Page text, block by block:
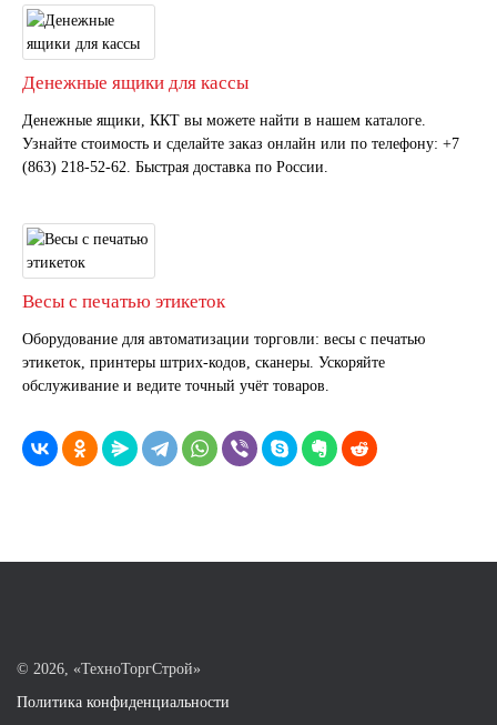
Денежные ящики для кассы
Денежные ящики, ККТ вы можете найти в нашем каталоге.
Узнайте стоимость и сделайте заказ онлайн или по телефону: +7
(863) 218-52-62. Быстрая доставка по России.
Весы с печатью этикеток
Оборудование для автоматизации торговли: весы с печатью
этикеток, принтеры штрих-кодов, сканеры. Ускоряйте
обслуживание и ведите точный учёт товаров.
© 2026, «ТехноТоргСтрой»
Политика конфиденциальности